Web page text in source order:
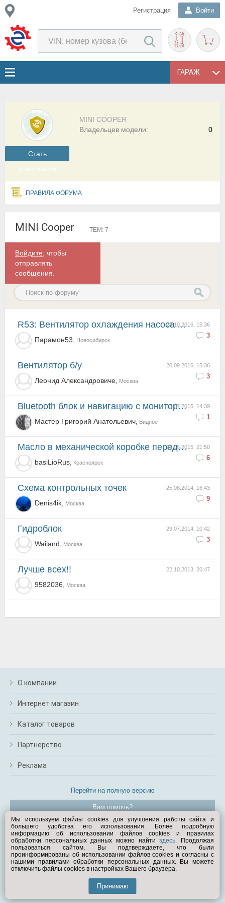
Регистрация Войти
ГАРАЖ
Cтать
участником
MINI COOPER
0
Владельцев модели:
ПРАВИЛА ФОРУМА
MINI Cooper ТЕМ: 7
Войдите , чтобы
отправлять
сообщения.
28.10.2016, 15:36
3
R53: Вентилятор охлаждения насоса ГУР.
Парамон53, Новосибирск
20.09.2016, 15:36
3
Вентилятор б/у
Леонид Александровиче, Москва
13.07.2015, 14:39
1
Bluetooth блок и навигацию с монитором оригинал ищу.
Мастер Григорий Анатольевич, Видное
16.06.2015, 21:50
6
Масло в механической коробке передач.
basiLioRus, Красноярск
25.08.2014, 16:43
9
Схема контрольных точек
Denis4ik, Москва
29.07.2014, 10:42
3
Гидроблок
Wailand, Москва
22.10.2013, 20:47
лучше всех!!
9582036, Москва
О компании
Интернет магазин
Каталог товаров
Партнерство
Реклама
Перейти на полную версию
Вам помочь?
© Exist.ru 1998—2026
Мы используем файлы cookies для улучшения работы сайта и
большего удобства его использования. Более подробную
информацию об использовании файлов cookies и правилах
обработки персональных данных можно найтиздесь. Продолжая
пользоваться сайтом, Вы подтверждаете, что были
проинформированы об использовании файлов cookies и согласны с
нашими правилами обработки персональных данных. Вы можете
отключить файлы cookies в настройках Вашего браузера.
Принимаю